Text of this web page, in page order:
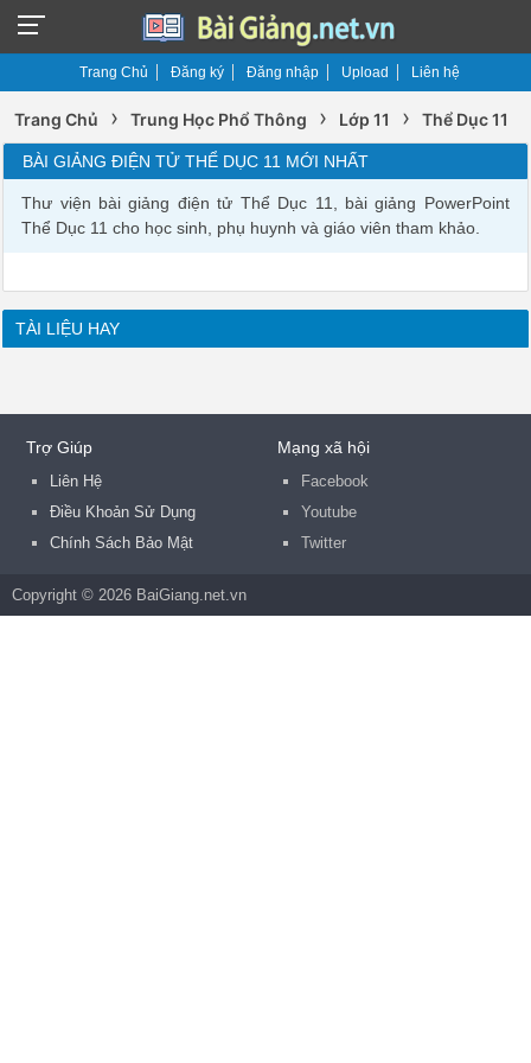
Trang Chủ Đăng ký Đăng nhập Upload Liên hệ
Trang Chủ › Trung Học Phổ Thông › Lớp 11 › Thể Dục 11
BÀI GIẢNG ĐIỆN TỬ THỂ DỤC 11 MỚI NHẤT
Thư viện bài giảng điện tử Thể Dục 11, bài giảng PowerPoint
Thể Dục 11 cho học sinh, phụ huynh và giáo viên tham khảo.
TÀI LIỆU HAY
Trợ Giúp
Liên Hệ
Điều Khoản Sử Dụng
Chính Sách Bảo Mật
Mạng xã hội
Facebook
Youtube
Twitter
Copyright © 2026 BaiGiang.net.vn